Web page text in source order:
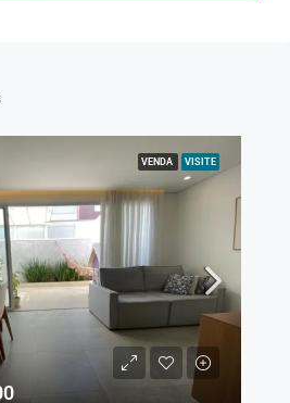
VENDA VISITE